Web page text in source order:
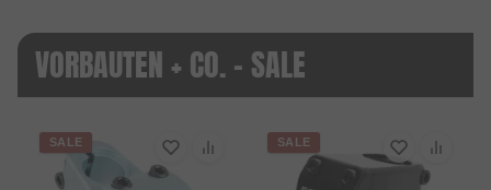
VORBAUTEN + CO. - SALE
SALE SALE